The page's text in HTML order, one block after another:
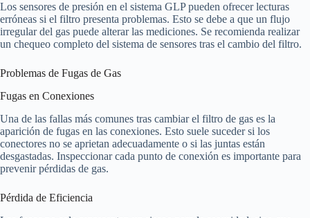
Los sensores de presión en el sistema GLP pueden ofrecer lecturas
erróneas si el filtro presenta problemas. Esto se debe a que un flujo
irregular del gas puede alterar las mediciones. Se recomienda realizar
un chequeo completo del sistema de sensores tras el cambio del filtro.
Problemas de Fugas de Gas
Fugas en Conexiones
Una de las fallas más comunes tras cambiar el filtro de gas es la
aparición de fugas en las conexiones. Esto suele suceder si los
conectores no se aprietan adecuadamente o si las juntas están
desgastadas. Inspeccionar cada punto de conexión es importante para
prevenir pérdidas de gas.
Pérdida de Eficiencia